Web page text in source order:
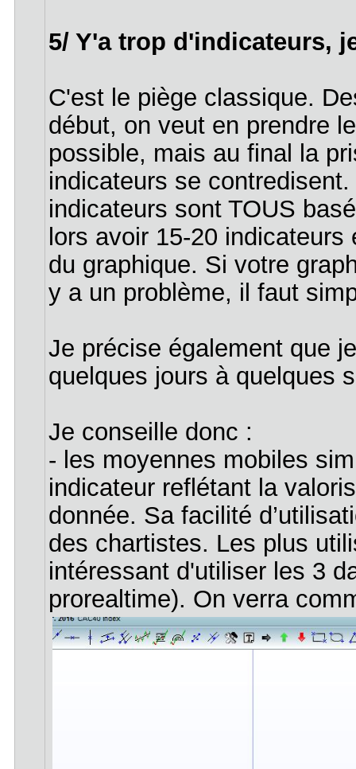
5/ Y'a trop d'indicateurs,
C'est le piège classique.
début, on veut en prendre
possible, mais au final la
indicateurs se
indicateurs sont TOUS
lors avoir 15-20
du graphique. Si votre
y a un problème, il faut
Je précise également que
quelques jours à quelques
Je conseille donc :
- les moyennes mobiles
indicateur reflétant la
donnée. Sa facilité
des chartistes. Les plus
intéressant d'utiliser les 3
prorealtime). On verra